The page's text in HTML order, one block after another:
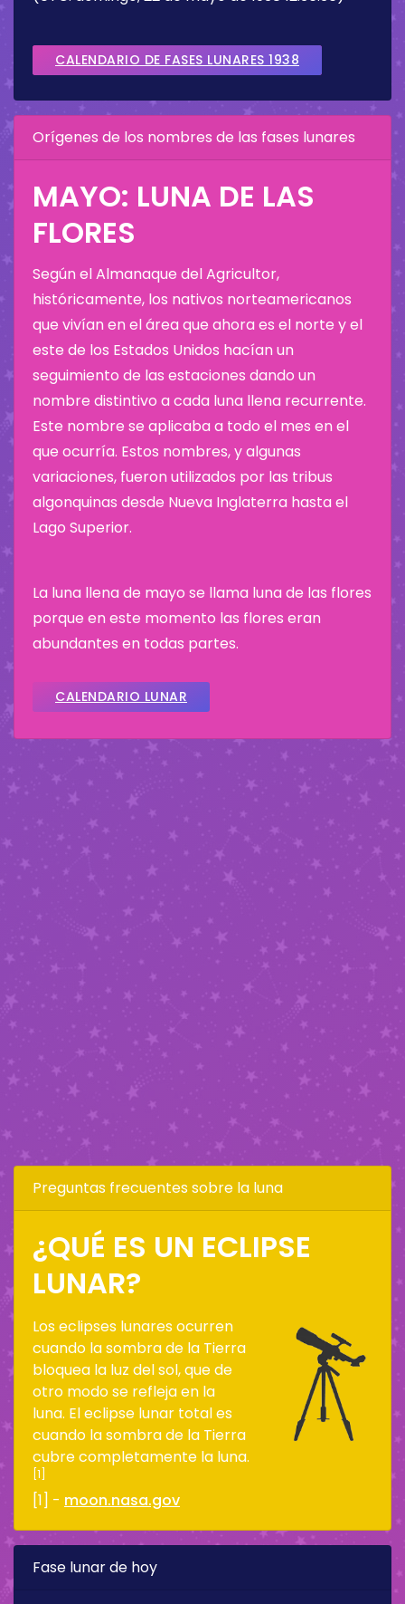
CALENDARIO DE FASES LUNARES 1938
Orígenes de los nombres de las fases lunares
MAYO: LUNA DE LAS
FLORES
Según el Almanaque del Agricultor,
históricamente, los nativos norteamericanos
que vivían en el área que ahora es el norte y el
este de los Estados Unidos hacían un
seguimiento de las estaciones dando un
nombre distintivo a cada luna llena recurrente.
Este nombre se aplicaba a todo el mes en el
que ocurría. Estos nombres, y algunas
variaciones, fueron utilizados por las tribus
algonquinas desde Nueva Inglaterra hasta el
Lago Superior.
La luna llena de mayo se llama luna de las flores
porque en este momento las flores eran
abundantes en todas partes.
CALENDARIO LUNAR
Preguntas frecuentes sobre la luna
¿QUÉ ES UN ECLIPSE
LUNAR?
Los eclipses lunares ocurren
cuando la sombra de la Tierra
bloquea la luz del sol, que de
otro modo se refleja en la
luna. El eclipse lunar total es
cuando la sombra de la Tierra
cubre completamente la luna.
[1]
[1] - moon.nasa.gov
Fase lunar de hoy